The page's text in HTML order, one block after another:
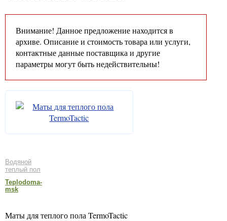
Внимание! Данное предложение находится в
архиве. Описание и стоимость товара или услуги,
контактные данные поставщика и другие
параметры могут быть недействительны!
Водяной
теплый пол
Teplodoma-
msk
Маты для теплого пола TermoTactic